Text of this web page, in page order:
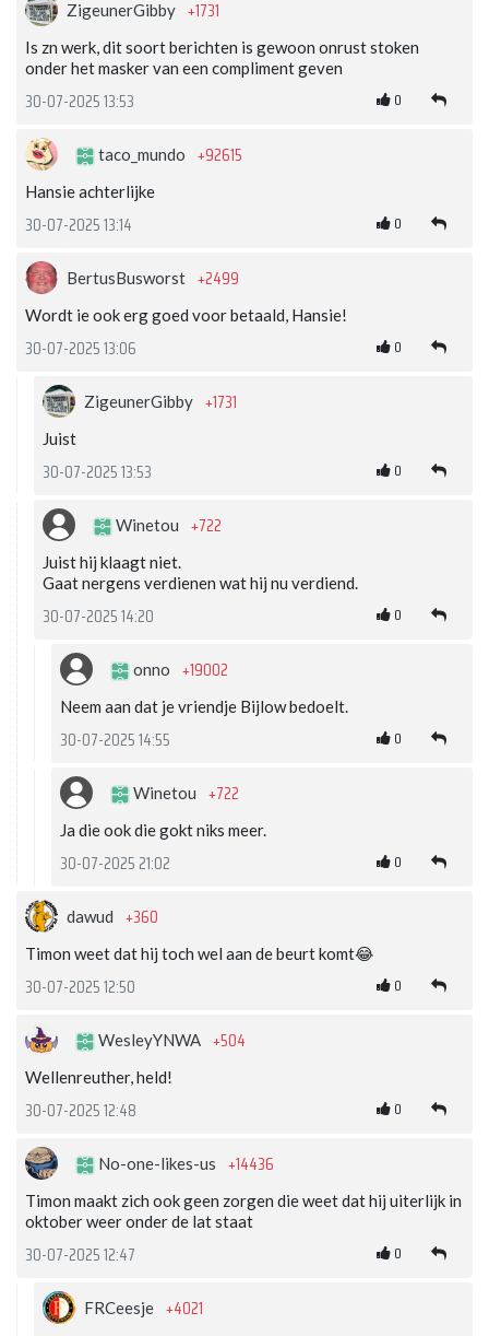
ZigeunerGibby +1731
Is zn werk, dit soort berichten is gewoon onrust stoken
onder het masker van een compliment geven
30-07-2025 13:53 0
taco_mundo +92615
Hansie achterlijke
30-07-2025 13:14 0
BertusBusworst +2499
Wordt ie ook erg goed voor betaald, Hansie!
30-07-2025 13:06 0
ZigeunerGibby +1731
Juist
30-07-2025 13:53 0
Winetou +722
Juist hij klaagt niet.
Gaat nergens verdienen wat hij nu verdiend.
30-07-2025 14:20 0
onno +19002
Neem aan dat je vriendje Bijlow bedoelt.
30-07-2025 14:55 0
Winetou +722
Ja die ook die gokt niks meer.
30-07-2025 21:02 0
dawud +360
Timon weet dat hij toch wel aan de beurt komt😂
30-07-2025 12:50 0
WesleyYNWA +504
Wellenreuther, held!
30-07-2025 12:48 0
No-one-likes-us +14436
Timon maakt zich ook geen zorgen die weet dat hij uiterlijk in
oktober weer onder de lat staat
30-07-2025 12:47 0
FRCeesje +4021